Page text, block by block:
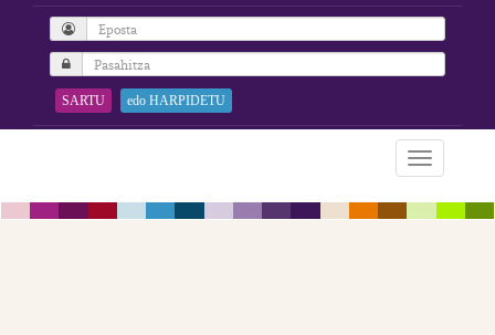
SARTU edo HARPIDETU